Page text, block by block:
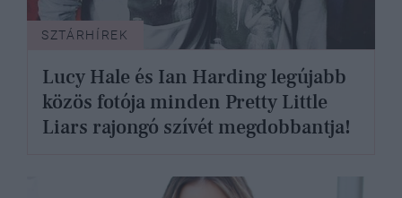
SZTÁRHÍREK
Lucy Hale és Ian Harding legújabb
közös fotója minden Pretty Little
Liars rajongó szívét megdobbantja!